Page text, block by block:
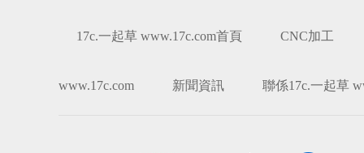
17c.一起草 www.17c.com首頁 CNC加工
www.17c.com 新聞資訊 聯係17c.一起草